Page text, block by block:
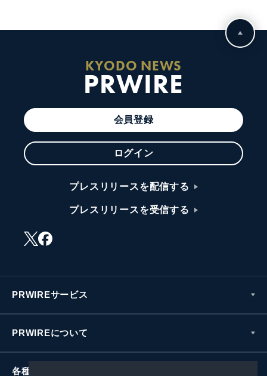
KYODO NEWS
PRWIRE
会員登録
ログイン
プレスリリースを配信する
プレスリリースを受信する
PRWIREサービス
PRWIREについて
各種お問い合わせ